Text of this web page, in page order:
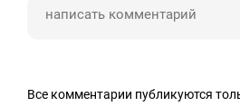
Все комментарии публикуются